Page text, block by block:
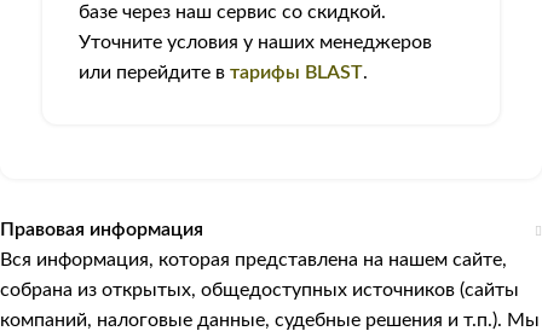
базе через наш сервис со скидкой.
Уточните условия у наших менеджеров
или перейдите в тарифы BLAST.
Правовая информация
Вся информация, которая представлена на нашем сайте,
собрана из открытых, общедоступных источников (сайты
компаний, налоговые данные, судебные решения и т.п.). Мы